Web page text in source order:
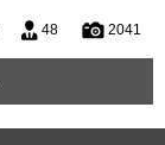
48 2041